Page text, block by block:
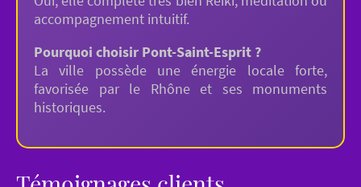
accompagnement intuitif.
Pourquoi choisir Pont-Saint-Esprit ?
La ville possède une énergie locale forte,
favorisée par le Rhône et ses monuments
historiques.